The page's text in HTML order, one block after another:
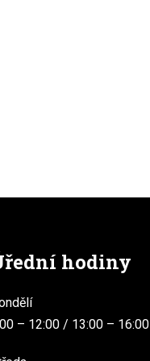
hodiny
– 12:00 / 13:00 – 16:00